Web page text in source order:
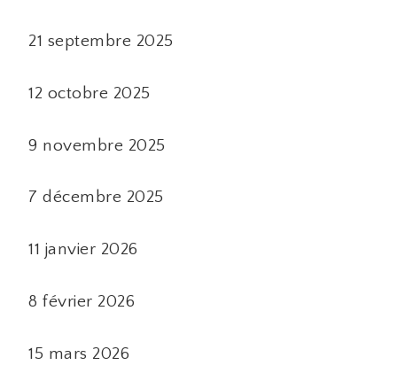
21 septembre 2025
12 octobre 2025
9 novembre 2025
7 décembre 2025
11 janvier 2026
8 février 2026
15 mars 2026